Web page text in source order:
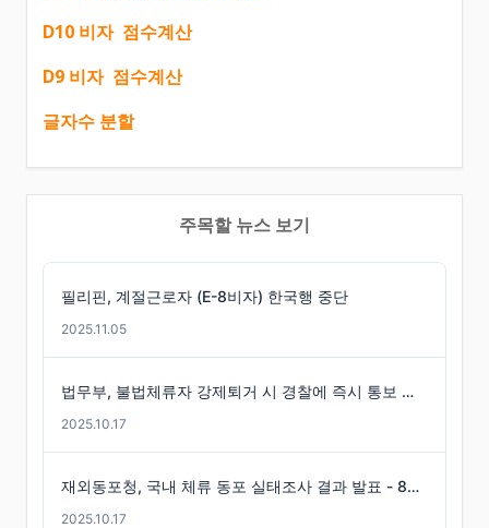
D10 비자 점수계산
D9 비자 점수계산
글자수 분할
주목할 뉴스 보기
필리핀, 계절근로자 (E-8비자) 한국행 중단
2025.11.05
법무부, 불법체류자 강제퇴거 시 경찰에 즉시 통보 제도 마련
2025.10.17
재외동포청, 국내 체류 동포 실태조사 결과 발표 - 86만 명 체류 통계 발표
2025.10.17